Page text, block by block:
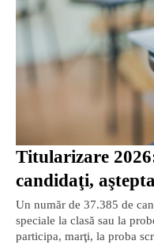
Titularizare
candidaţi,
Un număr de 37.385 de
speciale la clasă sau la
participa, marţi, la proba